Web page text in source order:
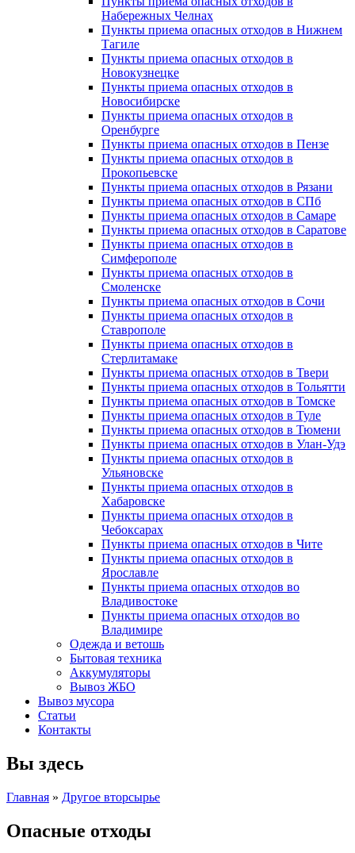
Набережных Челнах
Пункты приема опасных отходов в Нижнем
Тагиле
Пункты приема опасных отходов в
Новокузнецке
Пункты приема опасных отходов в
Новосибирске
Пункты приема опасных отходов в
Оренбурге
Пункты приема опасных отходов в Пензе
Пункты приема опасных отходов в
Прокопьевске
Пункты приема опасных отходов в Рязани
Пункты приема опасных отходов в СПб
Пункты приема опасных отходов в Самаре
Пункты приема опасных отходов в Саратове
Пункты приема опасных отходов в
Симферополе
Пункты приема опасных отходов в
Смоленске
Пункты приема опасных отходов в Сочи
Пункты приема опасных отходов в
Ставрополе
Пункты приема опасных отходов в
Стерлитамаке
Пункты приема опасных отходов в Твери
Пункты приема опасных отходов в Тольятти
Пункты приема опасных отходов в Томске
Пункты приема опасных отходов в Туле
Пункты приема опасных отходов в Тюмени
Пункты приема опасных отходов в Улан-Удэ
Пункты приема опасных отходов в
Ульяновске
Пункты приема опасных отходов в
Хабаровске
Пункты приема опасных отходов в
Чебоксарах
Пункты приема опасных отходов в Чите
Пункты приема опасных отходов в
Ярославле
Пункты приема опасных отходов во
Владивостоке
Пункты приема опасных отходов во
Владимире
Одежда и ветошь
Бытовая техника
Аккумуляторы
Вывоз ЖБО
Вывоз мусора
Статьи
Контакты
Вы здесь
Главная » Другое вторсырье
Опасные отходы